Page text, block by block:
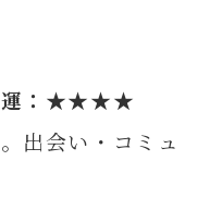
運：★★★★
出会い・コミュ